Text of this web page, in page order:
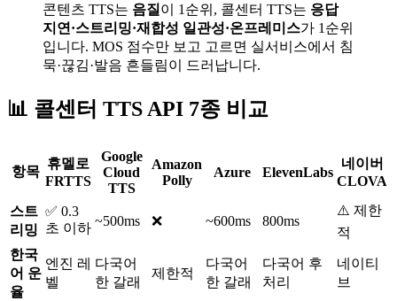
콘텐츠 TTS는 음질 이 1순위, 콜센터 TTS는 응답
지연·스트리밍·재합성 일관성·온프레미스가 1순위
입니다. MOS 점수만 보고 고르면 실서비스에서 침
묵·끊김·발음 흔들림이 드러납니다.
📊 콜센터 TTS API 7종 비교
항목
휴멜로
FRTTS
Google
Cloud
TTS
Amazon
Polly
Azure ElevenLabs
네이버
CLOVA
스트
리밍
✅ 0.3
초 이하 ~500ms ❌ ~600ms 800ms
⚠️ 제한
적
한국
어 운
율
엔진 레
벨
다국어
한 갈래
제한적
다국어
한 갈래
다국어 후
처리
네이티
브